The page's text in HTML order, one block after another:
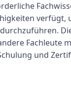
verfügt,
Fachleute
und